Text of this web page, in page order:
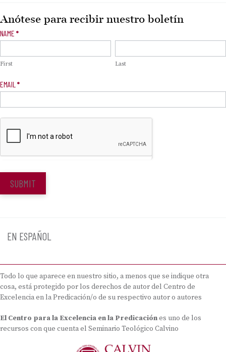
Anótese para recibir nuestro boletín
Newsletter
NAME *
First Last
EMAIL *
SUBMIT
EN ESPAÑOL
Todo lo que aparece en nuestro sitio, a menos que se indique otra
cosa, está protegido por los derechos de autor del Centro de
Excelencia en la Predicación/o de su respectivo autor o autores
El Centro para la Excelencia en la Predicaciónes uno de los
recursos con que cuenta el Seminario Teológico Calvino